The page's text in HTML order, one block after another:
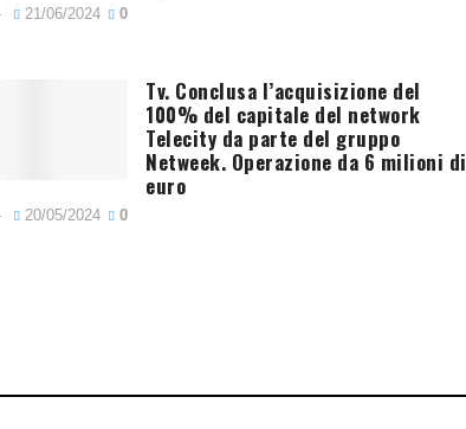
21/06/2024 0
Tv. Conclusa l’acquisizione del
100% del capitale del network
Telecity da parte del gruppo
Netweek. Operazione da 6 milioni di
euro
20/05/2024 0